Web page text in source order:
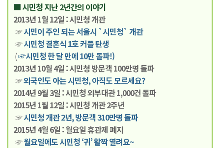
■ 시민청 지난 2년간의 이야기
2013년 1월 12일 : 시민청 개관
☞시민이 주인 되는 서울시 `시민청` 개관
☞시민청 결혼식 1호 커플 탄생
(☞시민청 한 달 만에 10만 돌파!)
2013년 10월 4일 : 시민청 방문객 100만명 돌파
☞외국인도 아는 시민청, 아직도 모르세요?
2014년 9월 3일 : 시민청 외부대관 1,000건 돌파
2015년 1월 12일 : 시민청 개관 2주년
☞시민청 개관 2년, 방문객 310만명 돌파
2015년 4월 6일 : 월요일 휴관제 폐지
☞월요일에도 시민청 ‘귀’ 활짝 열려요~